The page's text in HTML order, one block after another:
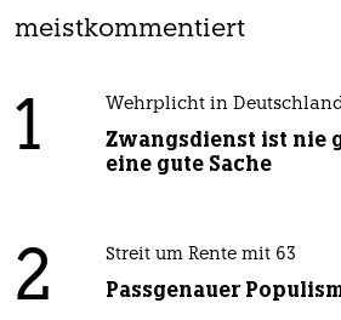
meistkommentiert
1 Wehrplicht in
Zwangsdienst ist nie
eine gute Sache
2 Streit um Rente mit 63
Passgenauer